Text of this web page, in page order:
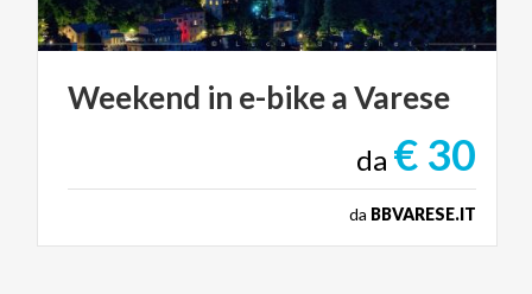
Weekend in e-bikeaVarese
da € 30
da BBVARESE.IT